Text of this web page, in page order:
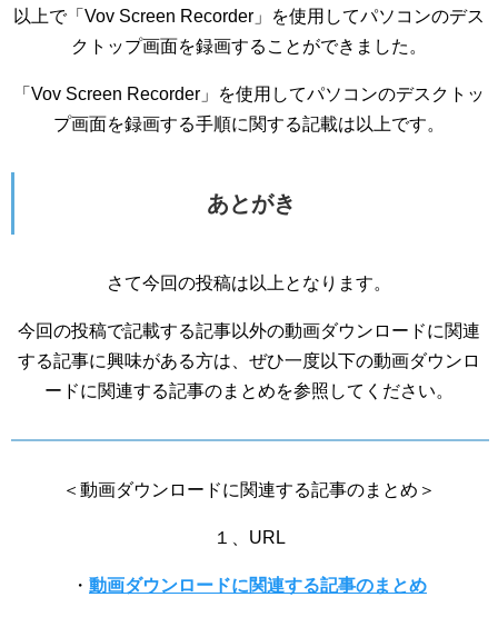
以上で「Vov Screen Recorder」を使用してパソコンのデス
クトップ画面を録画することができました。
「Vov Screen Recorder」を使用してパソコンのデスクトッ
プ画面を録画する手順に関する記載は以上です。
あとがき
さて今回の投稿は以上となります。
今回の投稿で記載する記事以外の動画ダウンロードに関連
する記事に興味がある方は、ぜひ一度以下の動画ダウンロ
ードに関連する記事のまとめを参照してください。
＜動画ダウンロードに関連する記事のまとめ＞
１、URL
・ 動画ダウンロードに関連する記事のまとめ